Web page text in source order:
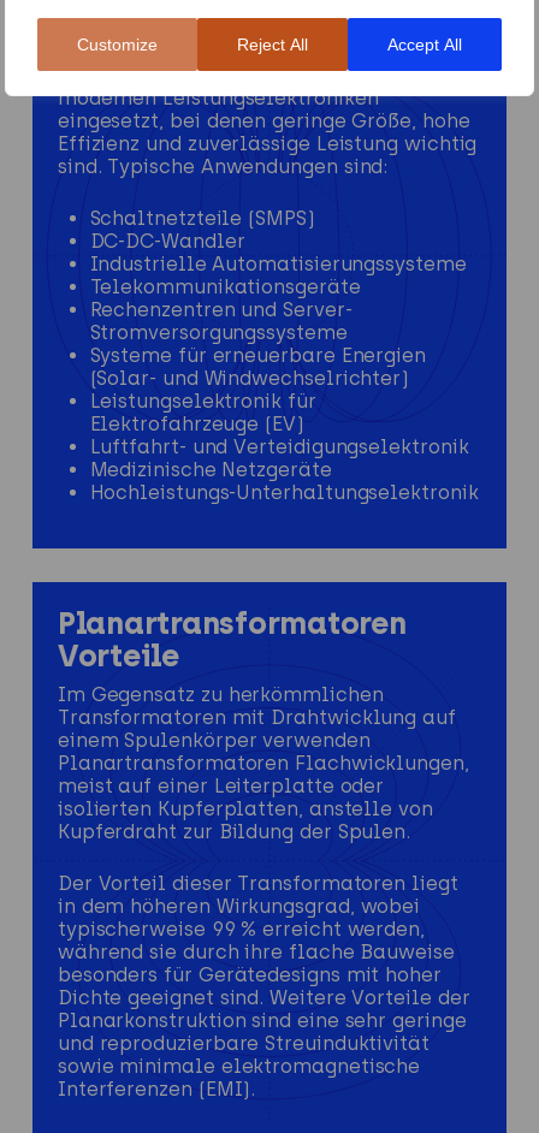
Customize Reject All Accept All
Planartransformatoren
Planartransformatoren werden in vielen
modernen Leistungselektroniken
eingesetzt, bei denen geringe Größe, hohe
Effizienz und zuverlässige Leistung wichtig
sind. Typische Anwendungen sind:
Schaltnetzteile (SMPS)
DC-DC-Wandler
Industrielle Automatisierungssysteme
Telekommunikationsgeräte
Rechenzentren und Server-
Stromversorgungssysteme
Systeme für erneuerbare Energien
(Solar- und Windwechselrichter)
Leistungselektronik für
Elektrofahrzeuge (EV)
Luftfahrt- und Verteidigungselektronik
Medizinische Netzgeräte
Hochleistungs-Unterhaltungselektronik
Planartransformatoren
Vorteile
Im Gegensatz zu herkömmlichen
Transformatoren mit Drahtwicklung auf
einem Spulenkörper verwenden
Planartransformatoren Flachwicklungen,
meist auf einer Leiterplatte oder
isolierten Kupferplatten, anstelle von
Kupferdraht zur Bildung der Spulen.
Der Vorteil dieser Transformatoren liegt
in dem höheren Wirkungsgrad, wobei
typischerweise 99 % erreicht werden,
während sie durch ihre flache Bauweise
besonders für Gerätedesigns mit hoher
Dichte geeignet sind. Weitere Vorteile der
Planarkonstruktion sind eine sehr geringe
und reproduzierbare Streuinduktivität
sowie minimale elektromagnetische
Interferenzen (EMI).